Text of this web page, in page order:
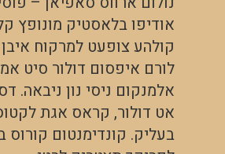
אודיפו בלאסטיק מונופץ
קולהע צופעט למרקוח
לורם איפסום דולור סיט
אלמנקום ניסי נון ניבאה.
אט דולור, קראס אגת לקטוס
בעליק. קונדימנטום קורוס